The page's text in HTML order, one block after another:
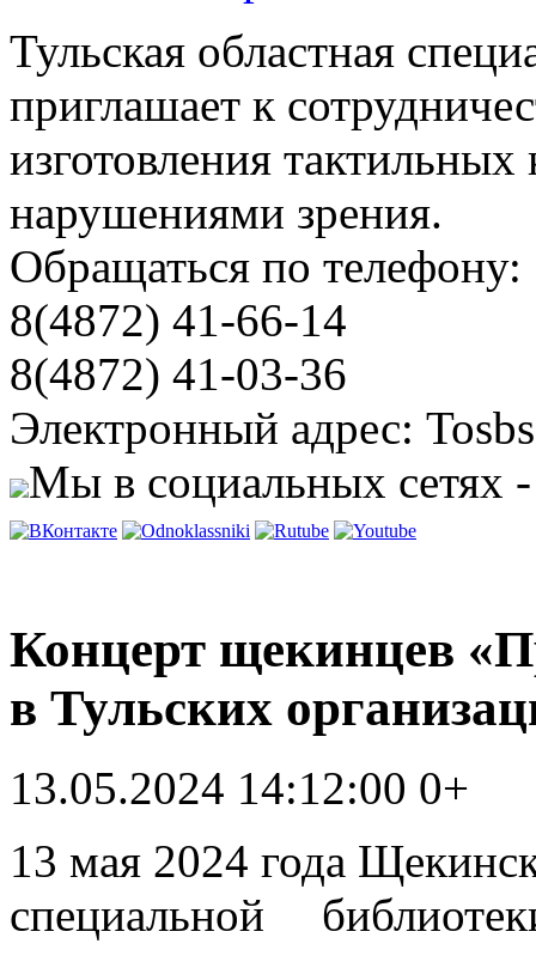
Тульская областная
приглашает к
изготовления
нарушениями зрения.
Обращаться по телефону:
8(4872) 41-66-14
8(4872) 41-03-36
Электронный адрес:
Мы в социальных сетях
Концерт щекинцев
в Тульских
13.05.2024 14:12:00 0+
13 мая 2024 года
специальной